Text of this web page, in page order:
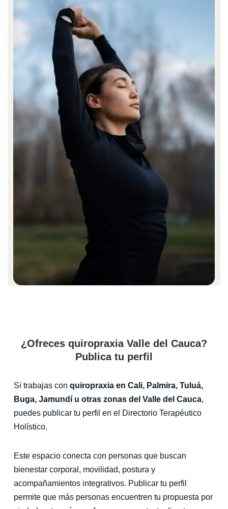
¿Ofreces quiropraxia Valle del Cauca?
Publica tu perfil
Si trabajas con quiropraxia en Cali, Palmira, Tuluá,
Buga, Jamundí u otras zonas del Valle del Cauca,
puedes publicar tu perfil en el Directorio Terapéutico
Holístico.
Este espacio conecta con personas que buscan
bienestar corporal, movilidad, postura y
acompañamientos integrativos. Publicar tu perfil
permite que más personas encuentren tu propuesta por